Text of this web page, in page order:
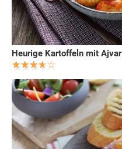
Heurige Kartoffeln mit Ajvar